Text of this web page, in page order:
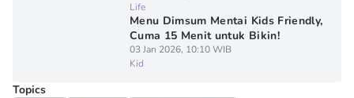
Life
Menu Dimsum Mentai Kids Friendly,
Cuma 15 Menit untuk Bikin!
03 Jan 2026, 10:10 WIB
Kid
Topics